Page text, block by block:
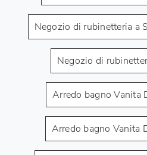
Negozio di rubinetteria a
Negozio di
Arredo bagno Vanita
Arredo bagno Vanita